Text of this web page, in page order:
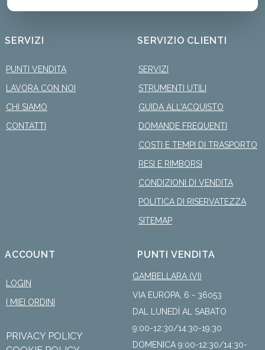
SERVIZI
PUNTI VENDITA
LAVORA CON NOI
CHI SIAMO
CONTATTI
SERVIZIO CLIENTI
SERVIZI
STRUMENTI UTILI
GUIDA ALL'ACQUISTO
DOMANDE FREQUENTI
COSTI E TEMPI DI TRASPORTO
RESI E RIMBORSI
CONDIZIONI DI VENDITA
POLITICA DI RISERVATEZZA
SITEMAP
ACCOUNT
LOGIN
I MIEI ORDINI
PRIVACY POLICY
PUNTI VENDITA
GAMBELLARA (VI)
VIA EUROPA, 6 - 36053
DAL LUNEDÌ AL SABATO
9:00-12:30/14:30-19:30
DOMENICA 9:00-12:30/14:30-